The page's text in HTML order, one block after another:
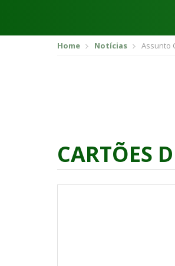
Home Notícias Assunto
CARTÕES